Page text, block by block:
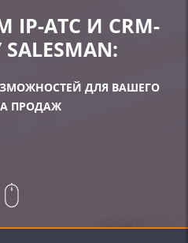
IP-АТС И CRM-
ДЛЯ ВАШЕГО
ПРОДАЖ